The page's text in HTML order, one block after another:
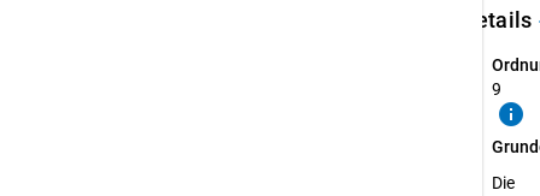
Details
9
info
Die